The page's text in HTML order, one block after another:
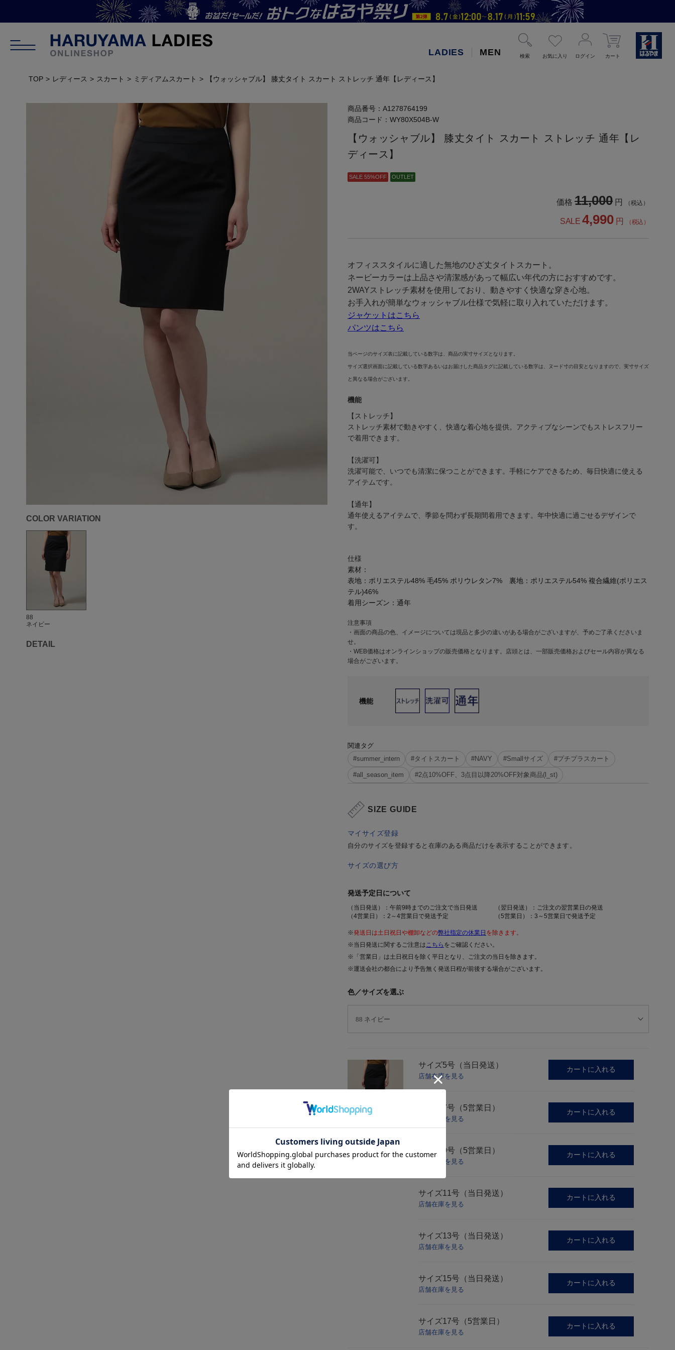
LADIES MEN 検索 お気に入り ログイン カート
TOP レディース スカート ミディアムスカート 【ウォッシャブル】 膝丈タイト スカート ストレッチ 通年【レディース】
COLOR VARIATION
88
ネイビー
DETAIL
商品番号： A1278764199
商品コード： WY80X504B-W
【ウォッシャブル】 膝丈タイト スカート ストレッチ 通年【レ
ディース】
SALE 55%OFF OUTLET
価格 11,000 円 （税込）
SALE 4,990 円 （税込）
オフィススタイルに適した無地のひざ丈タイトスカート。
ネービーカラーは上品さや清潔感があって幅広い年代の方におすすめです。
2WAYストレッチ素材を使用しており、動きやすく快適な穿き心地。
お手入れが簡単なウォッシャブル仕様で気軽に取り入れていただけます。
ジャケットはこちら
パンツはこちら
当ページのサイズ表に記載している数字は、商品の実寸サイズとなります。
サイズ選択画面に記載している数字あるいはお届けした商品タグに記載している数字は、ヌード寸の目安となりますので、実寸サイズ
と異なる場合がございます。
機能
【ストレッチ】
ストレッチ素材で動きやすく、快適な着心地を提供。アクティブなシーンでもストレスフリー
で着用できます。
【洗濯可】
洗濯可能で、いつでも清潔に保つことができます。手軽にケアできるため、毎日快適に使える
アイテムです。
【通年】
通年使えるアイテムで、季節を問わず長期間着用できます。年中快適に過ごせるデザインで
す。
仕様
素材：
表地：ポリエステル48% 毛45% ポリウレタン7% 裏地：ポリエステル54% 複合繊維(ポリエス
テル)46%
着用シーズン： 通年
注意事項
・画面の商品の色、イメージについては現品と多少の違いがある場合がございますが、予めご了承くださいま
せ。
・WEB価格はオンラインショップの販売価格となります。店頭とは、一部販売価格およびセール内容が異なる
場合がございます。
機能
関連タグ
#summer_intern
#タイトスカート #NAVY #Smallサイズ #プチプラスカート
#all_season_item #2点10%OFF、3点目以降20%OFF対象商品(l_st)
SIZE GUIDE
マイサイズ登録
自分のサイズを登録すると在庫のある商品だけを表示することができます。
サイズの選び方
発送予定日について
（当日発送）：午前9時までのご注文で当日発送
（翌日発送）：ご注文の翌営業日の発送
（4営業日）：2～4営業日で発送予定
（5営業日）：3～5営業日で発送予定
※発送日は土日祝日や棚卸などの弊社指定の休業日 を除きます。
※当日発送に関するご注意はこちら をご確認ください。
※「営業日」は土日祝日を除く平日となり、ご注文の当日を除きます。
※運送会社の都合により予告無く発送日程が前後する場合がございます。
色／サイズを選ぶ
サイズ5号（当日発送）
店舗在庫を見る
カートに入れる
7号（5営業日）
店舗在庫を見る
カートに入れる
9号（5営業日）
店舗在庫を見る
カートに入れる
サイズ11号（当日発送）
店舗在庫を見る
カートに入れる
サイズ13号（当日発送）
店舗在庫を見る
カートに入れる
サイズ15号（当日発送）
店舗在庫を見る
カートに入れる
サイズ17号（5営業日）
店舗在庫を見る
カートに入れる